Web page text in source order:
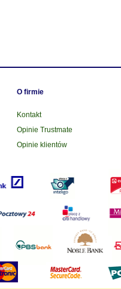
O firmie
Kontakt
Opinie Trustmate
Opinie klientów